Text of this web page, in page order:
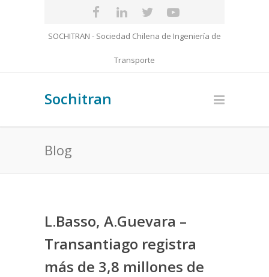
SOCHITRAN - Sociedad Chilena de Ingeniería de
Transporte
Sochitran
Blog
L.Basso, A.Guevara –
Transantiago registra
más de 3,8 millones de